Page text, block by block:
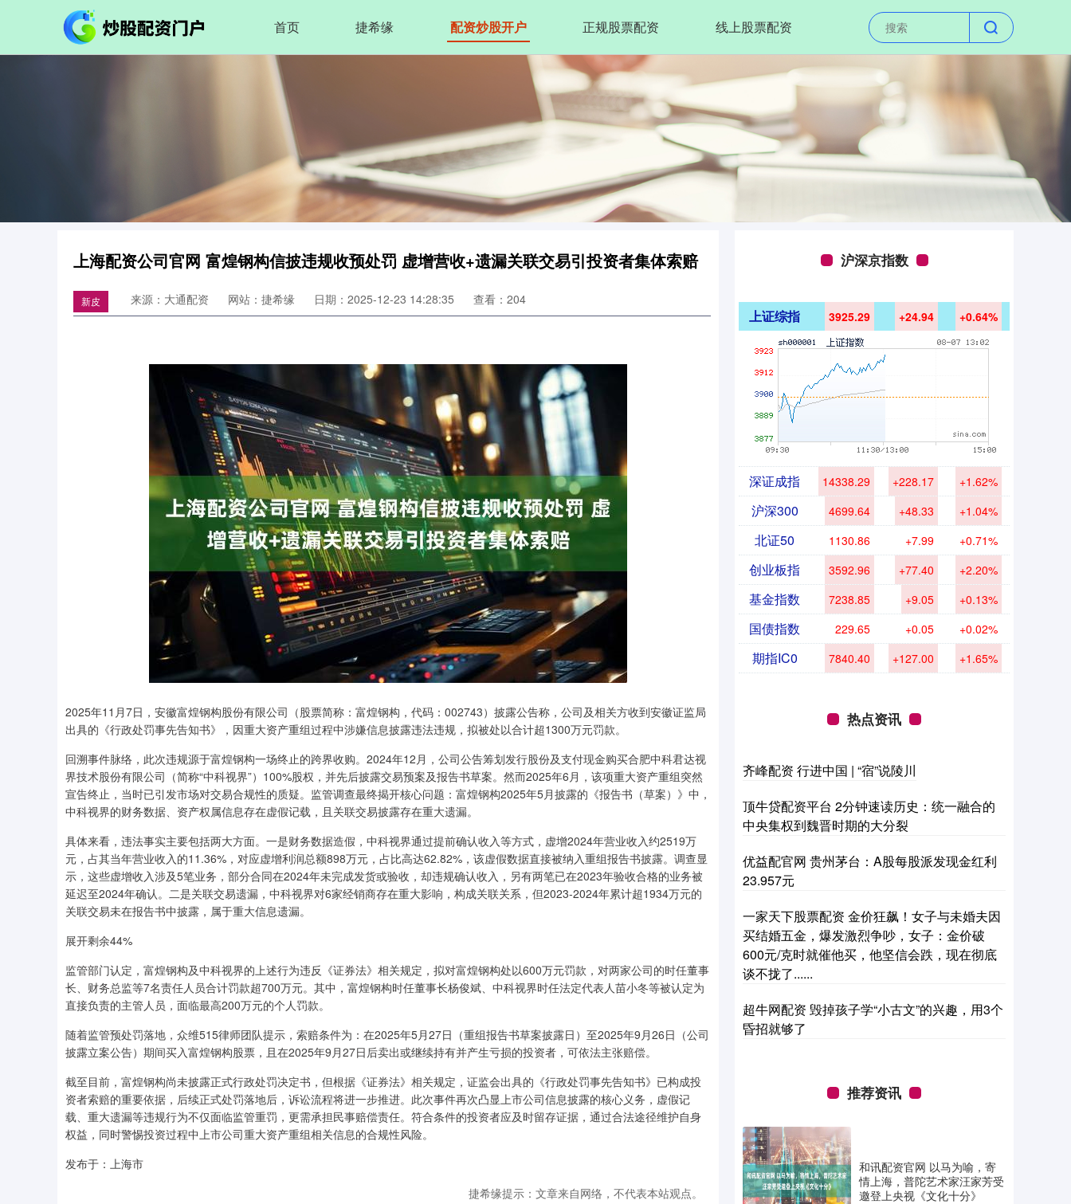
首页 捷希缘 配资炒股开户 正规股票配资 线上股票配资
上海配资公司官网 富煌钢构信披违规收预处罚 虚增营收+遗漏关联交易引投资者集体索赔
新皮 来源：大通配资 网站：捷希缘 日期：2025-12-23 14:28:35 查看：204
2025年11月7日，安徽富煌钢构股份有限公司（股票简称：富煌钢构，代码：002743）披露公告称，公司及相关方收到安徽证监局
出具的《行政处罚事先告知书》，因重大资产重组过程中涉嫌信息披露违法违规，拟被处以合计超1300万元罚款。
回溯事件脉络，此次违规源于富煌钢构一场终止的跨界收购。2024年12月，公司公告筹划发行股份及支付现金购买合肥中科君达视
界技术股份有限公司（简称“中科视界”）100%股权，并先后披露交易预案及报告书草案。然而2025年6月，该项重大资产重组突然
宣告终止，当时已引发市场对交易合规性的质疑。监管调查最终揭开核心问题：富煌钢构2025年5月披露的《报告书（草案）》中，
中科视界的财务数据、资产权属信息存在虚假记载，且关联交易披露存在重大遗漏。
具体来看，违法事实主要包括两大方面。一是财务数据造假，中科视界通过提前确认收入等方式，虚增2024年营业收入约2519万
元，占其当年营业收入的11.36%，对应虚增利润总额898万元，占比高达62.82%，该虚假数据直接被纳入重组报告书披露。调查显
示，这些虚增收入涉及5笔业务，部分合同在2024年未完成发货或验收，却违规确认收入，另有两笔已在2023年验收合格的业务被
延迟至2024年确认。二是关联交易遗漏，中科视界对6家经销商存在重大影响，构成关联关系，但2023-2024年累计超1934万元的
关联交易未在报告书中披露，属于重大信息遗漏。
展开剩余44%
监管部门认定，富煌钢构及中科视界的上述行为违反《证券法》相关规定，拟对富煌钢构处以600万元罚款，对两家公司的时任董事
长、财务总监等7名责任人员合计罚款超700万元。其中，富煌钢构时任董事长杨俊斌、中科视界时任法定代表人苗小冬等被认定为
直接负责的主管人员，面临最高200万元的个人罚款。
随着监管预处罚落地，众维515律师团队提示，索赔条件为：在2025年5月27日（重组报告书草案披露日）至2025年9月26日（公司
披露立案公告）期间买入富煌钢构股票，且在2025年9月27日后卖出或继续持有并产生亏损的投资者，可依法主张赔偿。
截至目前，富煌钢构尚未披露正式行政处罚决定书，但根据《证券法》相关规定，证监会出具的《行政处罚事先告知书》已构成投
资者索赔的重要依据，后续正式处罚落地后，诉讼流程将进一步推进。此次事件再次凸显上市公司信息披露的核心义务，虚假记
载、重大遗漏等违规行为不仅面临监管重罚，更需承担民事赔偿责任。符合条件的投资者应及时留存证据，通过合法途径维护自身
权益，同时警惕投资过程中上市公司重大资产重组相关信息的合规性风险。
发布于：上海市
捷希缘提示：文章来自网络，不代表本站观点。
沪深京指数
上证综指 3925.29 +24.94 +0.64%
深证成指 14338.29 +228.17 +1.62%
沪深300 4699.64 +48.33 +1.04%
北证50 1130.86 +7.99 +0.71%
创业板指 3592.96 +77.40 +2.20%
基金指数 7238.85 +9.05 +0.13%
国债指数 229.65 +0.05 +0.02%
期指IC0 7840.40 +127.00 +1.65%
热点资讯
齐峰配资 行进中国 | “宿”说陵川
顶牛贷配资平台 2分钟速读历史：统一融合的
中央集权到魏晋时期的大分裂
优益配官网 贵州茅台：A股每股派发现金红利
23.957元
一家天下股票配资 金价狂飙！女子与未婚夫因
买结婚五金，爆发激烈争吵，女子：金价破
600元/克时就催他买，他坚信会跌，现在彻底
谈不拢了......
超牛网配资 毁掉孩子学“小古文”的兴趣，用3个
昏招就够了
推荐资讯
和讯配资官网 以马为喻，寄
情上海，普陀艺术家汪家芳受
邀登上央视《文化十分》